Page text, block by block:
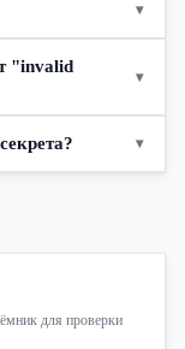
▾
"invalid
▾
▾
для проверки